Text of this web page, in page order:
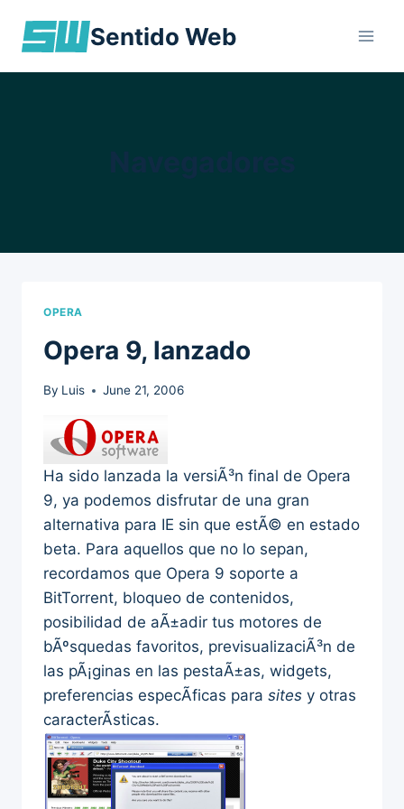
Sentido Web
OPERA
Opera 9, lanzado
By Luis June 21, 2006
Ha sido lanzada la versiÃ³n final de Opera
9, ya podemos disfrutar de una gran
alternativa para IE sin que estÃ© en estado
beta. Para aquellos que no lo sepan,
recordamos que Opera 9 soporte a
BitTorrent, bloqueo de contenidos,
posibilidad de aÃ±adir tus motores de
bÃºsquedas favoritos, previsualizaciÃ³n de
las pÃ¡ginas en las pestaÃ±as, widgets,
preferencias especÃ­ficas para sites y otras
caracterÃ­sticas.